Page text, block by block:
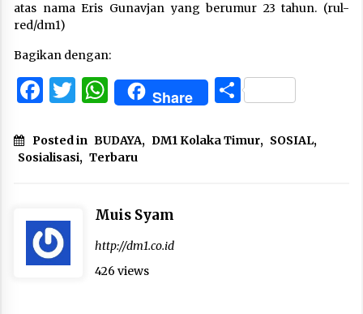
atas nama Eris Gunavjan yang berumur 23 tahun. (rul-
red/dm1)
Bagikan dengan:
Facebook
Twitter
WhatsApp
Share Share
Posted in BUDAYA, DM1 Kolaka Timur, SOSIAL,
Sosialisasi, Terbaru
Muis Syam
http://dm1.co.id
426 views